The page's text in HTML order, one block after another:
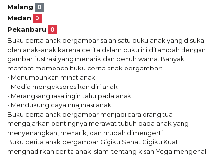
Malang 0
Medan 0
Pekanbaru 0
Buku cerita anak bergambar salah satu buku anak yang disukai
oleh anak-anak karena cerita dalam buku ini ditambah dengan
gambar ilustrasi yang menarik dan penuh warna. Banyak
manfaat membaca buku cerita anak bergambar:
• Menumbuhkan minat anak
• Media mengekspresikan diri anak
• Merangsang rasa ingin tahu pada anak
• Mendukung daya imajinasi anak
Buku cerita anak bergambar menjadi cara orang tua
mengajarkan pentingnya merawat tubuh pada anak yang
menyenangkan, menarik, dan mudah dimengerti.
Buku cerita anak bergambar Gigiku Sehat Gigiku Kuat
menghadirkan cerita anak islami tentang kisah Yoga mengenal